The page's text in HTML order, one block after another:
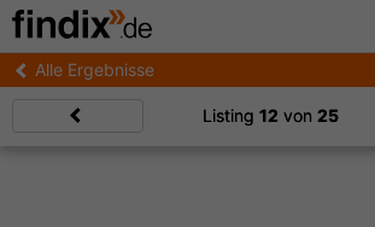
Alle Ergebnisse
Listing 12 von 25